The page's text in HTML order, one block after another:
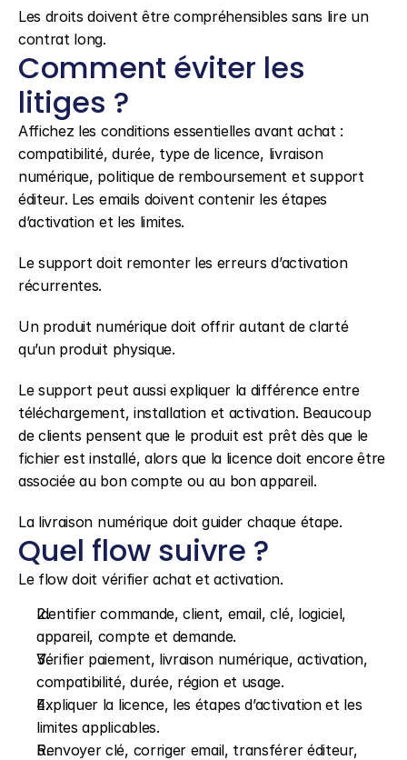
Les droits doivent être compréhensibles sans lire un
contrat long.
Comment éviter les
litiges ?
Affichez les conditions essentielles avant achat :
compatibilité, durée, type de licence, livraison
numérique, politique de remboursement et support
éditeur. Les emails doivent contenir les étapes
d’activation et les limites.
Le support doit remonter les erreurs d’activation
récurrentes.
Un produit numérique doit offrir autant de clarté
qu’un produit physique.
Le support peut aussi expliquer la différence entre
téléchargement, installation et activation. Beaucoup
de clients pensent que le produit est prêt dès que le
fichier est installé, alors que la licence doit encore être
associée au bon compte ou au bon appareil.
La livraison numérique doit guider chaque étape.
Quel flow suivre ?
Le flow doit vérifier achat et activation.
Identifier commande, client, email, clé, logiciel,
appareil, compte et demande.
Vérifier paiement, livraison numérique, activation,
compatibilité, durée, région et usage.
Expliquer la licence, les étapes d’activation et les
limites applicables.
Renvoyer clé, corriger email, transférer éditeur,